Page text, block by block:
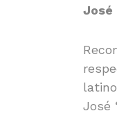
José
José